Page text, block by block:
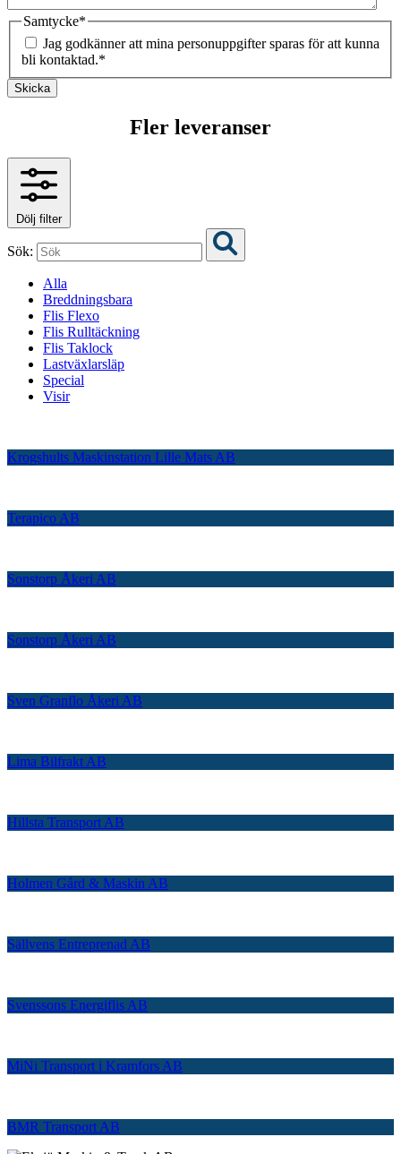
Samtycke*
Jag godkänner att mina personuppgifter sparas för att kunna
bli kontaktad.*
Skicka
Fler leveranser
Dölj filter
Sök:
Alla
Breddningsbara
Flis Flexo
Flis Rulltäckning
Flis Taklock
Lastväxlarsläp
Special
Visir
Krogshults Maskinstation Lille Mats AB
Terapico AB
Sonstorp Åkeri AB
Sonstorp Åkeri AB
Sven Granflo Åkeri AB
Lima Bilfrakt AB
Hillsta Transport AB
Holmen Gård & Maskin AB
Sällvens Entreprenad AB
Svenssons Energiflis AB
MiNi Transport i Kramfors AB
BMR Transport AB